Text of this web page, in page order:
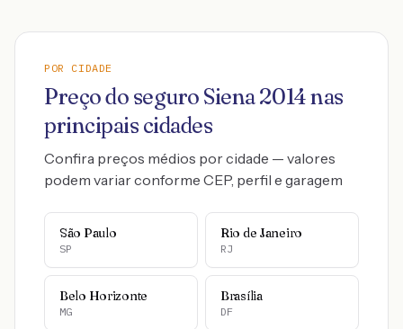
POR CIDADE
Preço do seguro Siena2014nas
principais cidades
Confira preços médios por cidade — valores
podem variar conforme CEP, perfil e garagem
São Paulo
SP
Rio de Janeiro
RJ
Belo Horizonte
MG
Brasília
DF